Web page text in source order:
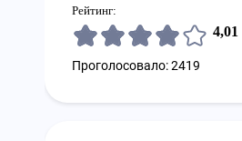
Рейтинг:
4,01
Проголосовало: 2419